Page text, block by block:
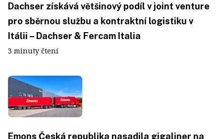
Dachser získává většinový podíl v joint venture
pro sběrnou službu a kontraktní logistiku v
Itálii – Dachser & Fercam Italia
3 minuty čtení
Emons Česká republika nasadila gigaliner na